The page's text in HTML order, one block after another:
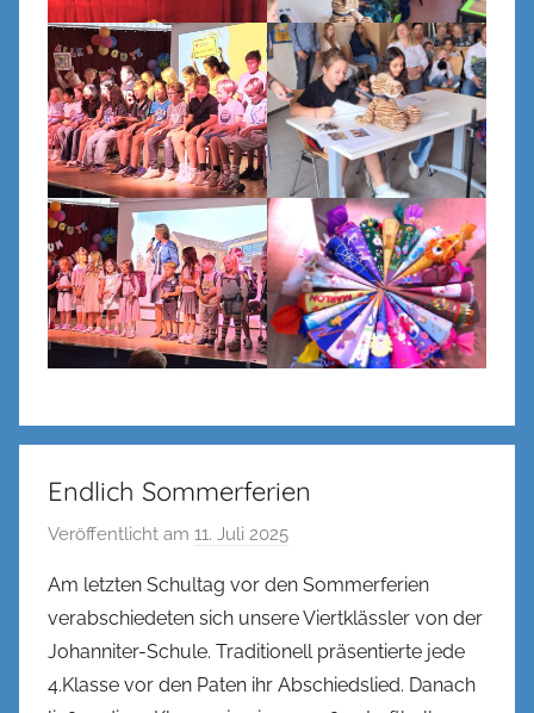
Endlich Sommerferien
Veröffentlicht am 11. Juli 2025
n
n
e
n
Am letzten Schultag vor den Sommerferien
verabschiedeten sich unsere Viertklässler von der
Johanniter-Schule. Traditionell präsentierte jede
4.Klasse vor den Paten ihr Abschiedslied. Danach